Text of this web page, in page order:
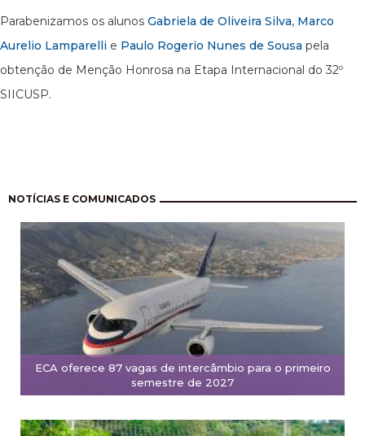
Parabenizamos os alunos Gabriela de Oliveira Silva, Marco
Aurelio Lamparelli e Paulo Rogerio Nunes de Sousa pela
obtenção de Menção Honrosa na Etapa Internacional do 32º
SIICUSP.
NOTÍCIAS E COMUNICADOS
ECA oferece 87 vagas de intercâmbio para o primeiro
semestre de 2027
Paginação